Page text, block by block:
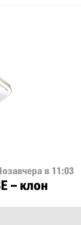
в 11:03
– клон